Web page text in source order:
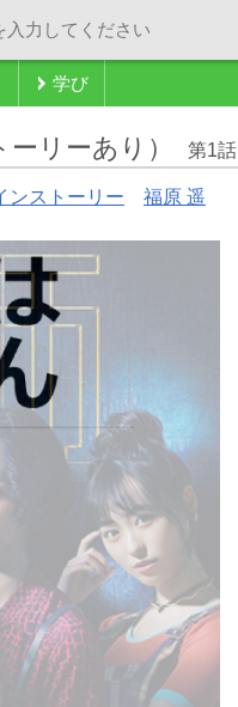
学び
リーあり） 第1話
ンストーリー 福原 遥